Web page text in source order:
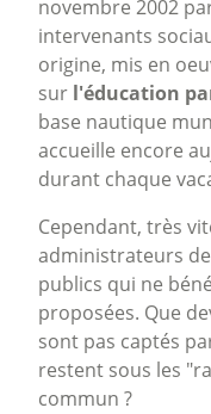
novembre 2002
intervenants
origine, mis en
sur l'éducation
base nautique
accueille encore
durant chaque
Cependant, très
administrateurs
publics qui ne
proposées. Que
sont pas captés
restent sous les
commun ?